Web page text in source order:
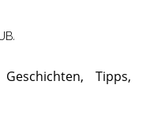
Tipps,